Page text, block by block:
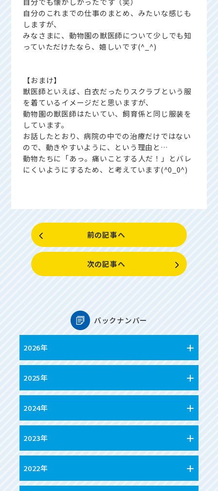
自分のこれまでの仕事のまとめ、みたいな感じも
しますが、
みなさまに、動物園の獣医師について少しでも知
っていただけたなら、嬉しいです(^_^)
【おまけ】
獣医師といえば、白衣だったりスクラブという服
を着ているイメージだと思いますが、
動物園の獣医師はたいてい、飼育係と同じ服装を
しています。
お話したとおり、病院の中での治療だけではない
ので、動きやすいように、という理由と…
動物たちに「あっ。痛いことする人だ！」とバレ
にくいようにするため、と考えています(^0_0^)
前の記事へ
次の記事へ
バックナンバー
2026年
2025年
2024年
2023年
2022年